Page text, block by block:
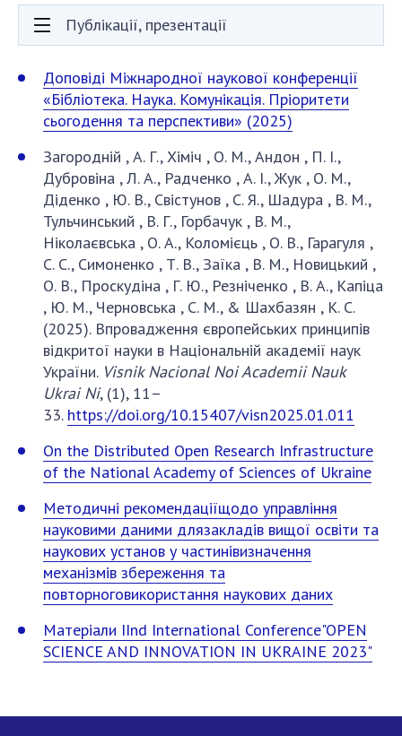
Нормативно-правові акти
Документи установ та організацій
Публікації, презентації
ВІДКРИТА НАУКА В НАН УКРАЇНИ
Нормативні акти НАН України
Документи НАН України
Публікації та презентації з питань Відкритої
науки
Корисні посилання
РОБОЧА ГРУПА НАН УКРАЇНИ
КОНТАКТИ
НОВИНИ
ЗАХОДИ
ОСОБИСТИЙ КАБІНЕТ
FAQ
Публікації, презентації
Доповіді Міжнародної наукової конференції
«Бібліотека. Наука. Комунікація. Пріоритети
сьогодення та перспективи» (2025)
Загородній , А. Г., Хіміч , О. М., Андон , П. І.,
Дубровіна , Л. А., Радченко , А. І., Жук , О. М.,
Діденко , Ю. В., Свістунов , С. Я., Шадура , В. М.,
Тульчинський , В. Г., Горбачук , В. М.,
Ніколаєвська , О. А., Коломієць , О. В., Гарагуля ,
С. С., Симоненко , Т. В., Заїка , В. М., Новицький ,
О. В., Проскудіна , Г. Ю., Резніченко , В. А., Капіца
, Ю. М., Черновська , С. М., & Шахбазян , К. С.
(2025). Впровадження європейських принципів
відкритої науки в Національній академії наук
України. Visnik Nacional Noi Academii Nauk
Ukrai Ni, (1), 11–
33. https://doi.org/10.15407/visn2025.01.011
On the Distributed Open Research Infrastructure
of the National Academy of Sciences of Ukraine
Методичні рекомендаціїщодо управління
науковими даними длязакладів вищої освіти та
наукових установ у частинівизначення
механізмів збереження та
повторноговикористання наукових даних
Матеріали IInd International Conference"OPEN
SCIENCE AND INNOVATION IN UKRAINE 2023"